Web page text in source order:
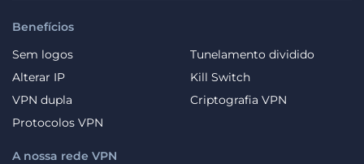
Benefícios
Sem logos
Tunelamento dividido
Alterar IP
Kill Switch
VPN dupla
Criptografia VPN
Protocolos VPN
A nossa rede VPN